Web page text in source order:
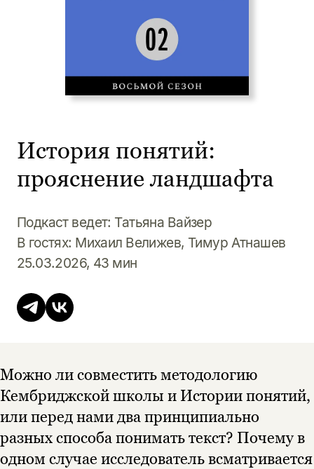
История понятий:
прояснение ландшафта
Подкаст ведет: Татьяна Вайзер
В гостях: Михаил Велижев, Тимур Атнашев
25.03.2026, 43 мин
Можно ли совместить методологию
Кембриджской школы и Истории понятий,
или перед нами два принципиально
разных способа понимать текст? Почему в
одном случае исследователь всматривается